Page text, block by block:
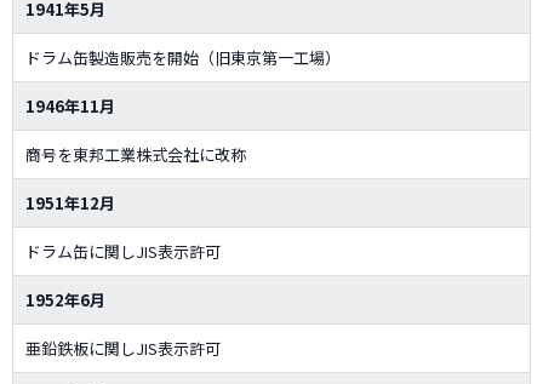
1941年5月
ドラム缶製造販売を開始（旧東京第一工場）
1946年11月
商号を東邦工業株式会社に改称
1951年12月
ドラム缶に関しJIS表示許可
1952年6月
亜鉛鉄板に関しJIS表示許可